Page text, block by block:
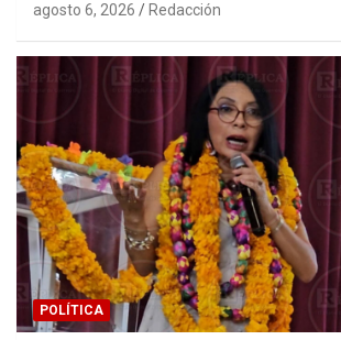
agosto 6, 2026 Redacción
POLÍTICA